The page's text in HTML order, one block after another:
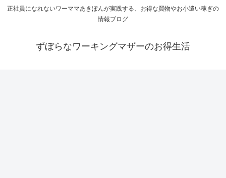
正社員になれないワーママあきぽんが実践する、お得な買物やお小遣い稼ぎの
情報ブログ
ずぼらなワーキングマザーのお得生活